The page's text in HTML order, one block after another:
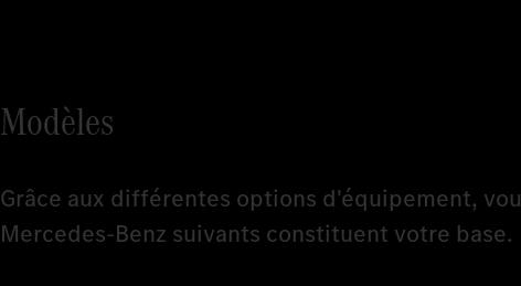
Modèles
Grâce aux différentes options d'équipement,
Mercedes-Benz suivants constituent votre base.